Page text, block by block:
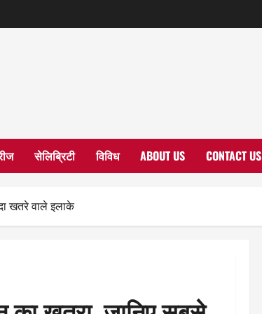
सेलिब्रिटी विविध ABOUT US CONTACT US
खतरे वाले इलाके